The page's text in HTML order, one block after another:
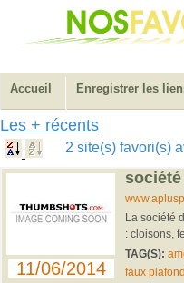
Accueil Enregistrer les
Les + récents
2 site(s) favori(s)
11/06/2014
La société
: cloisons,
TAG(S):
faux